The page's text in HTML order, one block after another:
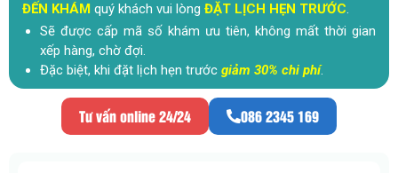
ĐẾN KHÁM quý khách vui lòng ĐẶT LỊCH HẸN TRƯỚC.
Sẽ được cấp mã số khám ưu tiên, không mất thời gian
xếp hàng, chờ đợi.
Đặc biệt, khi đặt lịch hẹn trước giảm 30% chi phí.
Tư vấn online 24/24 086 2345 169